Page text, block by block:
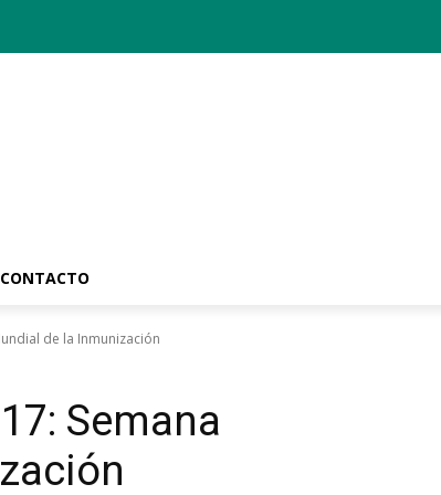
CONTACTO
de la Inmunización
Semana